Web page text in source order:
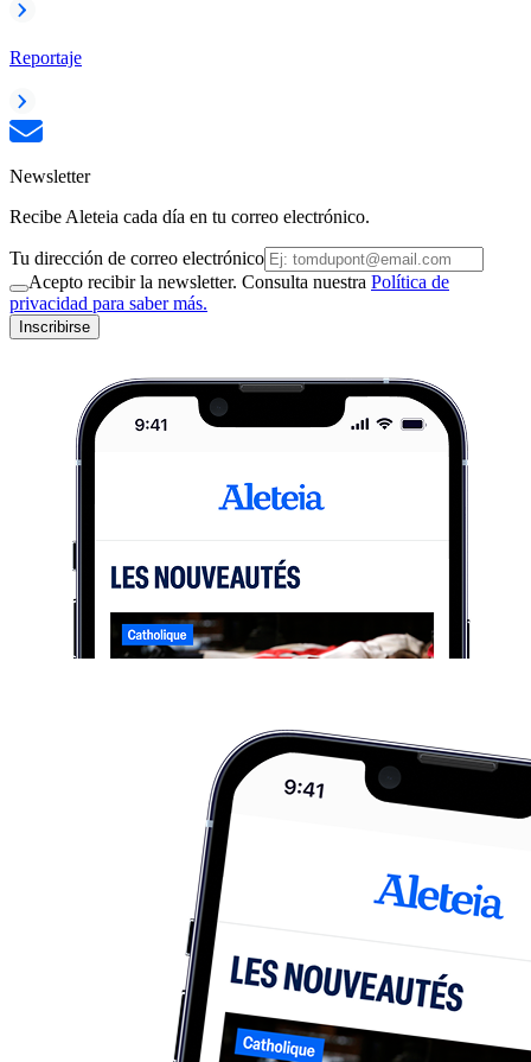
Reportaje
Newsletter
Recibe Aleteia cada día en tu correo electrónico.
Tu dirección de correo electrónico
Acepto recibir la newsletter. Consulta nuestra Política de
privacidad para saber más.
Inscribirse